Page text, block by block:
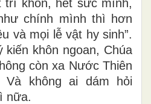
trí khôn, hết sức mình,
chính mình thì hơn
và mọi lễ vật hy sinh”.
khôn ngoan, Chúa
còn xa Nước Thiên
Và không ai dám hỏi
nữa.